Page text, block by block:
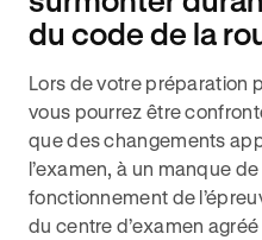
du code de la
Lors de votre préparation
vous pourrez être
que des changements
l’examen, à un manque
fonctionnement de
du centre d’examen